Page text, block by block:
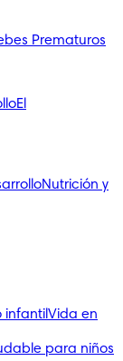
Prematuros
El
Nutrición y
infantilVida en
para niños